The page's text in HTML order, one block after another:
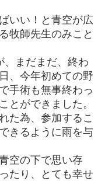
いい！と青空が広
牧師先生のみこと
、まだまだ、終わ
、今年初めての野
手術も無事終わっ
とができました。
た為、参加するこ
きるように雨を与
空の下で思い存
たり、とても幸せ